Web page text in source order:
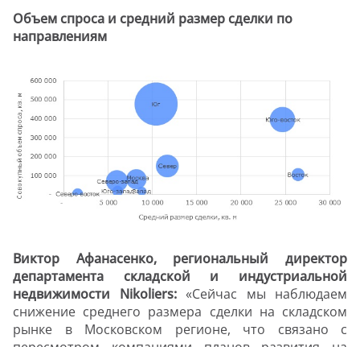
Объем спроса и средний размер сделки по
направлениям
Виктор Афанасенко, региональный директор
департамента складской и индустриальной
недвижимости Nikoliers:«Сейчас мы наблюдаем
снижение среднего размера сделки на складском
рынке в Московском регионе, что связано с